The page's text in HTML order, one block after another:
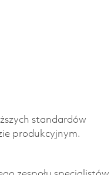
standardów
produkcyjnym.